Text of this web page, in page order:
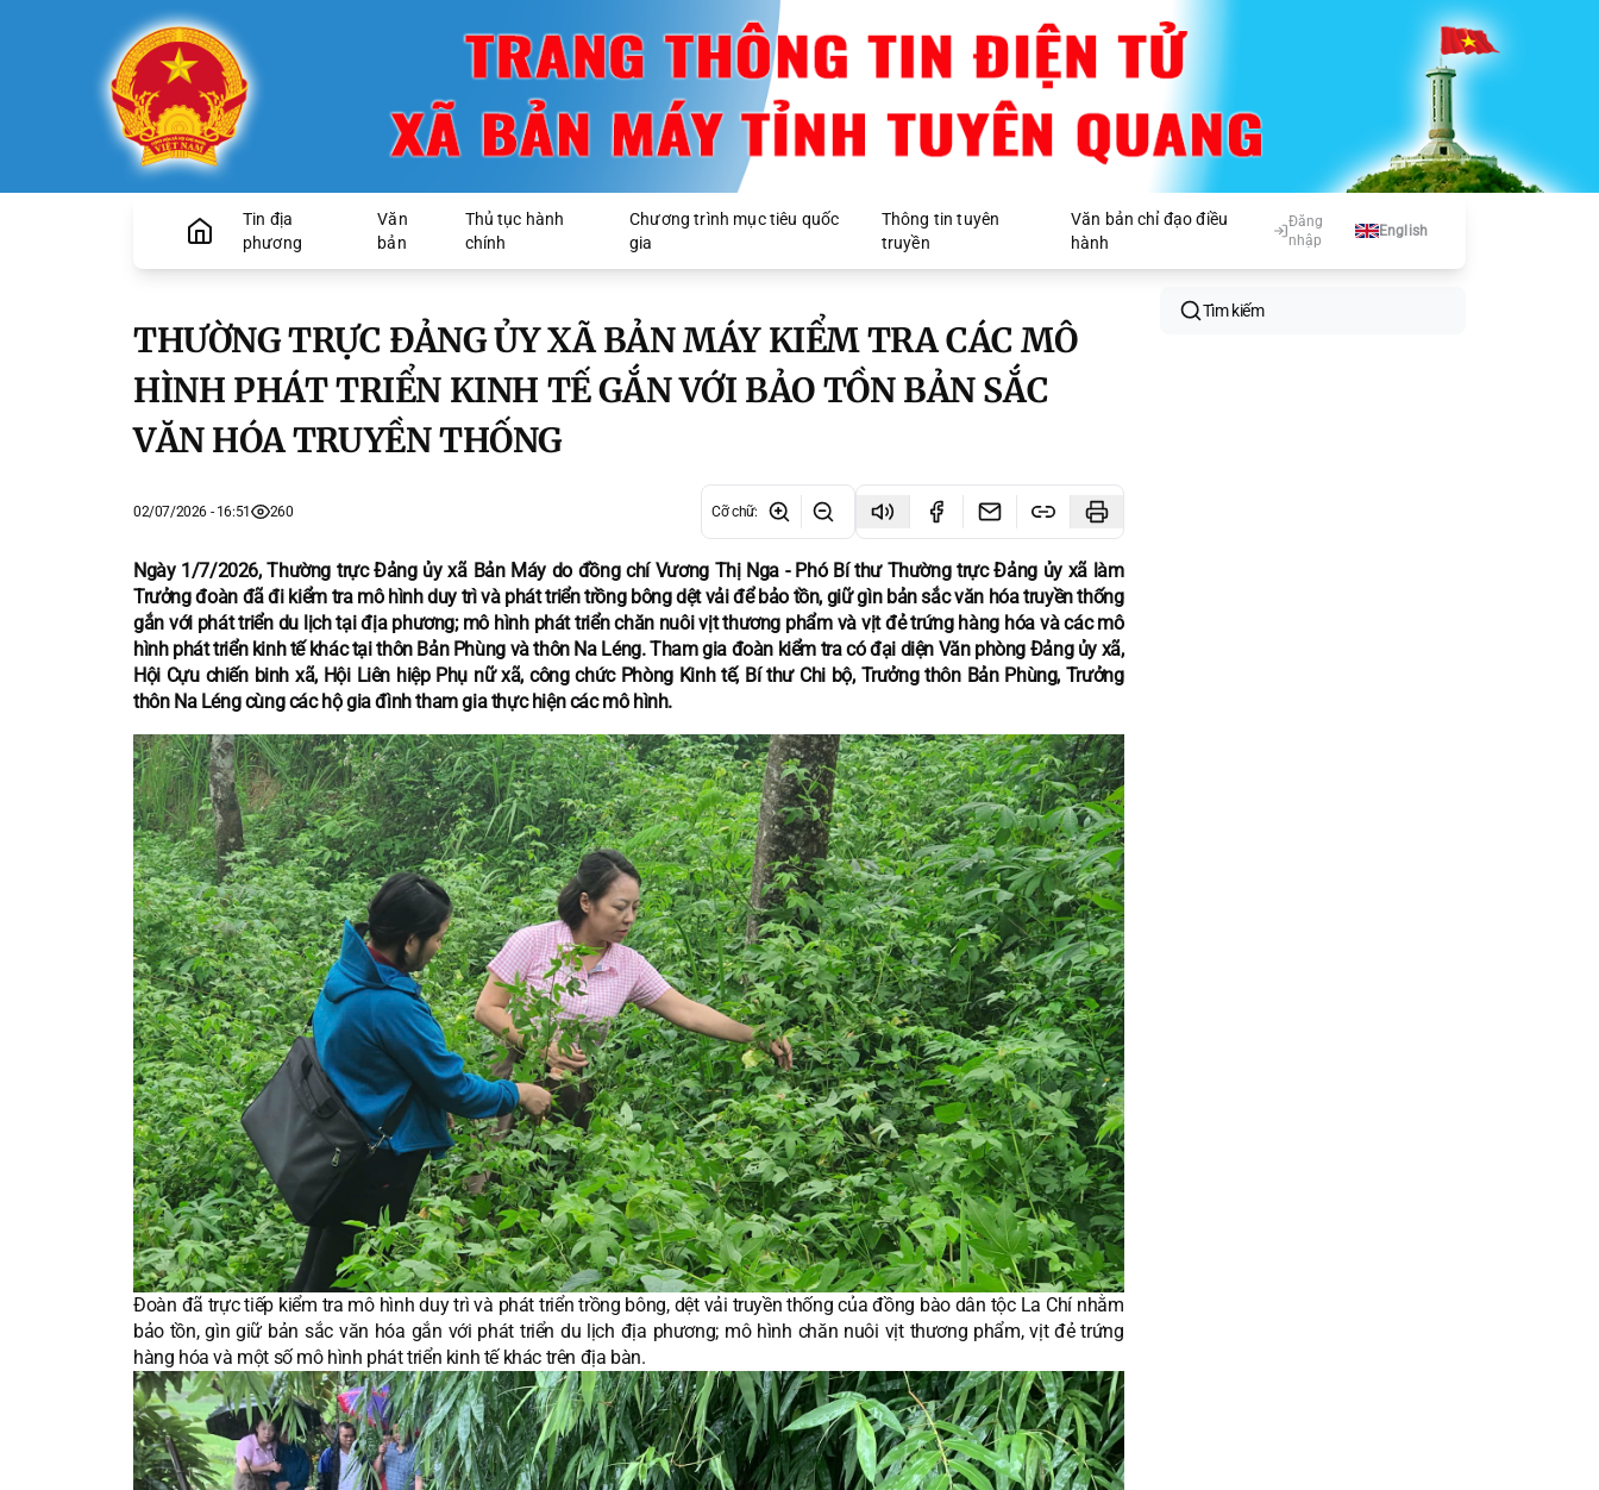
Tin địa
phương
Văn
bản
Thủ tục hành
chính
Chương trình mục tiêu quốc
gia
Thông tin tuyên
truyền
Văn bản chỉ đạo điều
hành
Đăng
nhập
English
THƯỜNG TRỰC ĐẢNG ỦY XÃ BẢN MÁY KIỂM TRA CÁC MÔ
HÌNH PHÁT TRIỂN KINH TẾ GẮN VỚI BẢO TỒN BẢN SẮC
VĂN HÓA TRUYỀN THỐNG
02/07/2026 - 16:51 260 Cỡ chữ:
Ngày 1/7/2026, Thường trực Đảng ủy xã Bản Máy do đồng chí Vương Thị Nga - Phó Bí thư Thường trực Đảng ủy xã làm
Trưởng đoàn đã đi kiểm tra mô hình duy trì và phát triển trồng bông dệt vải để bảo tồn, giữ gìn bản sắc văn hóa truyền thống
gắn với phát triển du lịch tại địa phương; mô hình phát triển chăn nuôi vịt thương phẩm và vịt đẻ trứng hàng hóa và các mô
hình phát triển kinh tế khác tại thôn Bản Phùng và thôn Na Léng. Tham gia đoàn kiểm tra có đại diện Văn phòng Đảng ủy xã,
Hội Cựu chiến binh xã, Hội Liên hiệp Phụ nữ xã, công chức Phòng Kinh tế, Bí thư Chi bộ, Trưởng thôn Bản Phùng, Trưởng
thôn Na Léng cùng các hộ gia đình tham gia thực hiện các mô hình.
Đoàn đã trực tiếp kiểm tra mô hình duy trì và phát triển trồng bông, dệt vải truyền thống của đồng bào dân tộc La Chí nhằm
bảo tồn, gìn giữ bản sắc văn hóa gắn với phát triển du lịch địa phương; mô hình chăn nuôi vịt thương phẩm, vịt đẻ trứng
hàng hóa và một số mô hình phát triển kinh tế khác trên địa bàn.
Tìm kiếm